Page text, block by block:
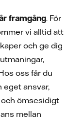
framgång. För
vi alltid att
och ge dig
oss får du
ansvar,
ömsesidigt
mellan